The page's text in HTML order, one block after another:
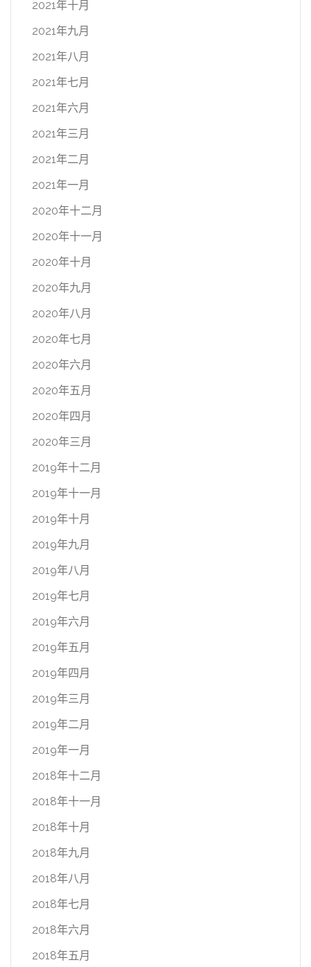
2021年十月
2021年九月
2021年八月
2021年七月
2021年六月
2021年三月
2021年二月
2021年一月
2020年十二月
2020年十一月
2020年十月
2020年九月
2020年八月
2020年七月
2020年六月
2020年五月
2020年四月
2020年三月
2019年十二月
2019年十一月
2019年十月
2019年九月
2019年八月
2019年七月
2019年六月
2019年五月
2019年四月
2019年三月
2019年二月
2019年一月
2018年十二月
2018年十一月
2018年十月
2018年九月
2018年八月
2018年七月
2018年六月
2018年五月